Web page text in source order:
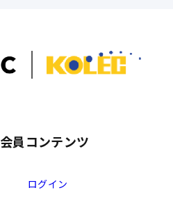
会員コンテンツ
ログイン